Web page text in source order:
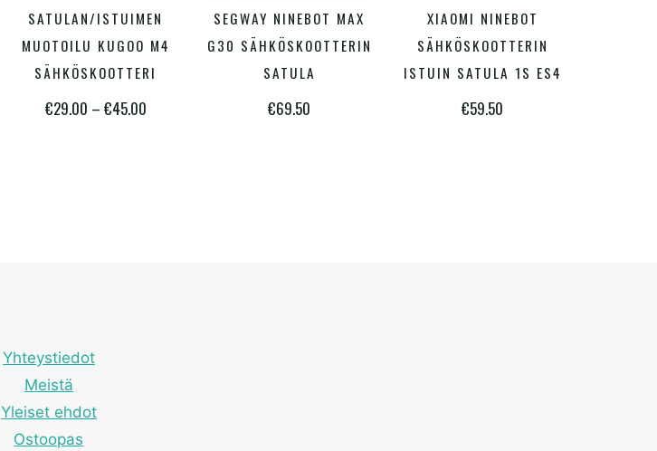
VALITSE VAIHTOEHDOISTA
tuotteella
SATULAN/ISTUIMEN
MUOTOILU KUGOO M4
SÄHKÖSKOOTTERI
€29.00 – €45.00Hintaluokka:
LISÄÄ OSTOSKORIIN
SEGWAY NINEBOT MAX
G30 SÄHKÖSKOOTTERIN
SATULA
€69.50
LISÄÄ OSTOSKORIIN
XIAOMI NINEBOT
SÄHKÖSKOOTTERIN
ISTUIN SATULA 1S ES4
€59.50
Yhteystiedot
Meistä
Yleiset ehdot
Ostoopas